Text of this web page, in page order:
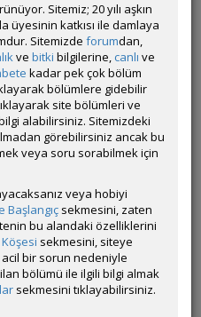
11:42
2 betta
o yüzden 1 tanede küçük
yeni bitkiler dikmiştim
sabah alttan biraz kaymış ve
3 saniyelik kalp krizi yaşayıp
gitmiş..
pencerenin yanında
güneş ışığında nasıl gelişir
yemiyor ve dipte yatıyor genel
alıcam.
Sitemiz; 20 yılı aşkın
üyesinin katkısı ile damlaya
Sitemizde forumdan,
ve bitki bilgilerine, canlı ve
kadar pek çok bölüm
bölümlere gidebilir
site bölümleri ve
alabilirsiniz. Sitemizdeki
görebilirsiniz ancak bu
veya soru sorabilmek için
veya hobiyi
Başlangıç sekmesini, zaten
bu alandaki özelliklerini
sekmesini, siteye
acil bir sorun nedeniyle
bölümü ile ilgili bilgi almak
sekmesini tıklayabilirsiniz.